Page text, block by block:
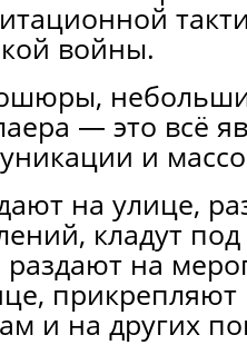
войны.
— это всё
и
на улице,
кладут
на
и на других